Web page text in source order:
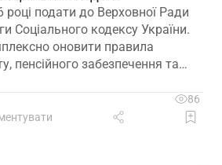
подати до Верховної Ради
Соціального кодексу України.
оновити правила
пенсійного забезпечення та
актів із правом ЄС
86